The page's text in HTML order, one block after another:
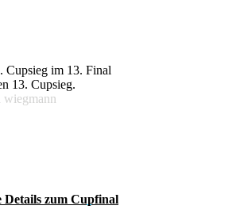
Cupsieg im 13. Final
13. Cupsieg.
wiegmann
Details zum Cupfinal